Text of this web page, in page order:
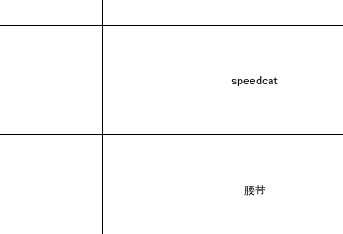
speedcat
腰带